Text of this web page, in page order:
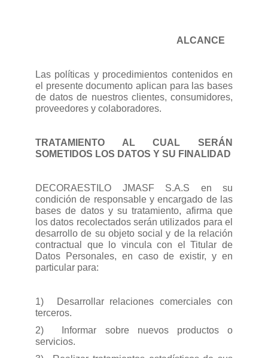
ALCANCE
Las políticas y procedimientos contenidos en
el presente documento aplican para las bases
de datos de nuestros clientes, consumidores,
proveedores y colaboradores.
TRATAMIENTO AL CUAL SERÁN
SOMETIDOS LOS DATOS Y SU FINALIDAD
DECORAESTILO JMASF S.A.S en su
condición de responsable y encargado de las
bases de datos y su tratamiento, afirma que
los datos recolectados serán utilizados para el
desarrollo de su objeto social y de la relación
contractual que lo vincula con el Titular de
Datos Personales, en caso de existir, y en
particular para:
1)
Desarrollar relaciones comerciales con
terceros.
2)
Informar sobre nuevos productos o
servicios.